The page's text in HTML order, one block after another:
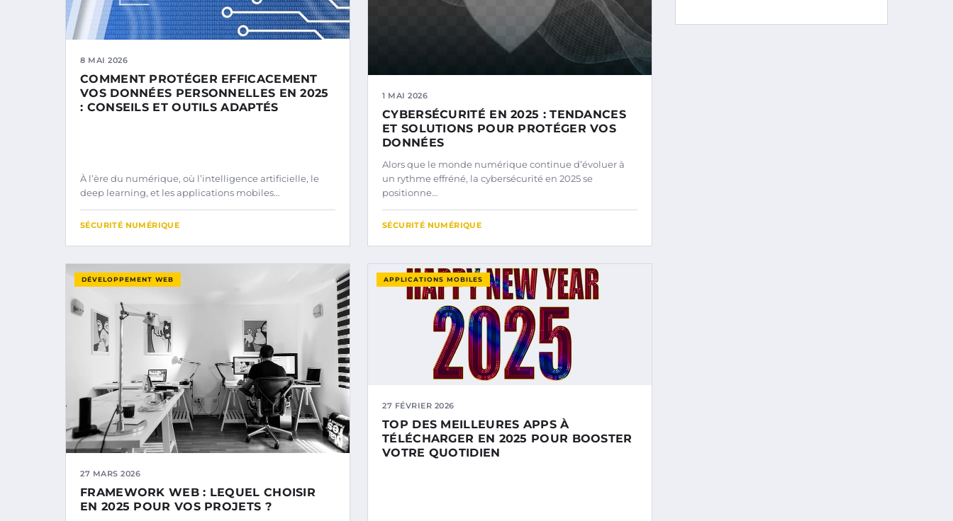
8 MAI 2026
COMMENT PROTÉGER EFFICACEMENT
VOS DONNÉES PERSONNELLES EN 2025
: CONSEILS ET OUTILS ADAPTÉS
À l’ère du numérique, où l’intelligence artificielle, le
deep learning, et les applications mobiles…
SÉCURITÉ NUMÉRIQUE
1 MAI 2026
CYBERSÉCURITÉ EN 2025 : TENDANCES
ET SOLUTIONS POUR PROTÉGER VOS
DONNÉES
Alors que le monde numérique continue d’évoluer à
un rythme effréné, la cybersécurité en 2025 se
positionne…
SÉCURITÉ NUMÉRIQUE
DÉVELOPPEMENT WEB
27 MARS 2026
FRAMEWORK WEB : LEQUEL CHOISIR
EN 2025 POUR VOS PROJETS ?
APPLICATIONS MOBILES
27 FÉVRIER 2026
TOP DES MEILLEURES APPS À
TÉLÉCHARGER EN 2025 POUR BOOSTER
VOTRE QUOTIDIEN